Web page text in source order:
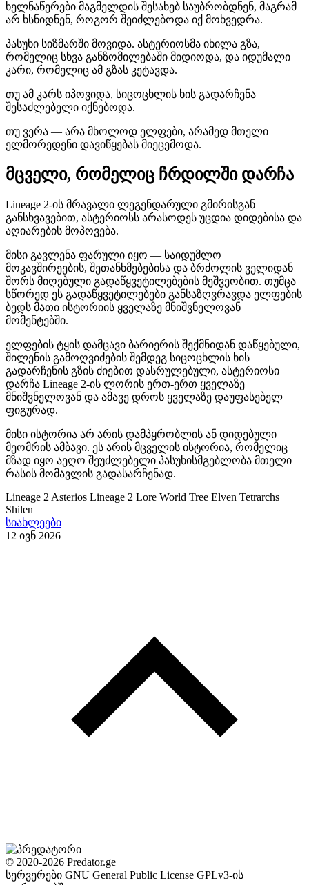
ხელნაწერები მაგმელდის შესახებ საუბრობდნენ, მაგრამ
არ ხსნიდნენ, როგორ შეიძლებოდა იქ მოხვედრა.
პასუხი სიზმარში მოვიდა. ასტერიოსმა იხილა გზა,
რომელიც სხვა განზომილებაში მიდიოდა, და იდუმალი
კარი, რომელიც ამ გზას კეტავდა.
თუ ამ კარს იპოვიდა, სიცოცხლის ხის გადარჩენა
შესაძლებელი იქნებოდა.
თუ ვერა — არა მხოლოდ ელფები, არამედ მთელი
ელმორედენი დავიწყებას მიეცემოდა.
მცველი, რომელიც ჩრდილში დარჩა
Lineage 2-ის მრავალი ლეგენდარული გმირისგან
განსხვავებით, ასტერიოსს არასოდეს უცდია დიდებისა და
აღიარების მოპოვება.
მისი გავლენა ფარული იყო — საიდუმლო
მოკავშირეების, შეთანხმებებისა და ბრძოლის ველიდან
შორს მიღებული გადაწყვეტილებების მეშვეობით. თუმცა
სწორედ ეს გადაწყვეტილებები განსაზღვრავდა ელფების
ბედს მათი ისტორიის ყველაზე მნიშვნელოვან
მომენტებში.
ელფების ტყის დამცავი ბარიერის შექმნიდან დაწყებული,
შილენის გამოღვიძების შემდეგ სიცოცხლის ხის
გადარჩენის გზის ძიებით დასრულებული, ასტერიოსი
დარჩა Lineage 2-ის ლორის ერთ-ერთ ყველაზე
მნიშვნელოვან და ამავე დროს ყველაზე დაუფასებელ
ფიგურად.
მისი ისტორია არ არის დამპყრობლის ან დიდებული
მეომრის ამბავი. ეს არის მცველის ისტორია, რომელიც
მზად იყო აეღო შეუძლებელი პასუხისმგებლობა მთელი
რასის მომავლის გადასარჩენად.
Lineage 2 Asterios Lineage 2 Lore World Tree Elven Tetrarchs
Shilen
სიახლეები
12 ივნ 2026
© 2020-2026 Predator.ge
სერვერები GNU General Public License GPLv3-ის